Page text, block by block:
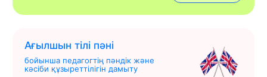
Ағылшын тілі пәні
бойынша педагогтің пәндік және
кәсіби құзыреттілігін дамыту